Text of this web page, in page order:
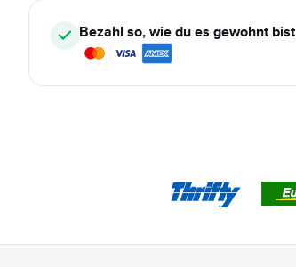
Bezahl so, wie du es gewohnt bist